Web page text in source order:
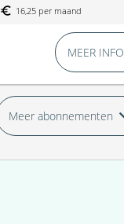
16,25 per maand
MEER INFO
Meer abonnementen